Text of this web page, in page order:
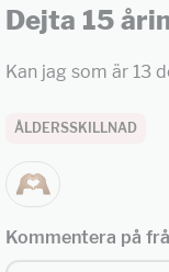
Dejta 15
Kan jag som är 13
ÅLDERSSKILLNAD
Kommentera på